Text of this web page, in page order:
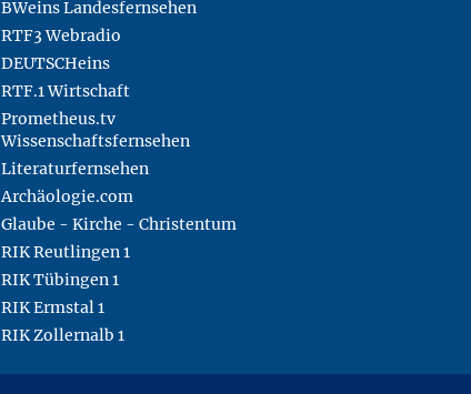
BWeins Landesfernsehen
RTF3 Webradio
DEUTSCHeins
RTF.1 Wirtschaft
Prometheus.tv
Wissenschaftsfernsehen
Literaturfernsehen
Archäologie.com
Glaube - Kirche - Christentum
RIK Reutlingen 1
RIK Tübingen 1
RIK Ermstal 1
RIK Zollernalb 1